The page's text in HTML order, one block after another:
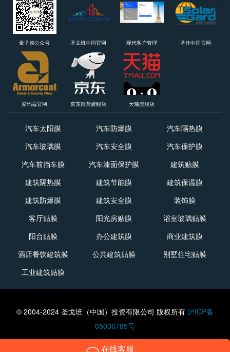
量子膜公众号 圣戈班中国官网 现代客户管理 圣佳中国官网
爱玛蔻官网 京东自营旗舰店 天猫旗舰店
Solargard
Footer
汽车太阳膜 汽车防爆膜
汽车隔热膜
汽车玻璃膜
汽车安全膜
汽车保护膜
汽车前挡车膜
汽车漆面保护膜
建筑贴膜
建筑隔热膜
建筑节能膜
建筑保温膜
建筑防爆膜
建筑安全膜
装饰膜
客厅贴膜
阳光房贴膜
浴室玻璃贴膜
阳台贴膜
办公建筑膜
商业建筑膜
酒店餐饮建筑膜
公共建筑贴膜
别墅住宅贴膜
工业建筑贴膜
© 2004-2024 圣戈班（中国）投资有限公司 版权所有 沪ICP备
05036785号
在线客服